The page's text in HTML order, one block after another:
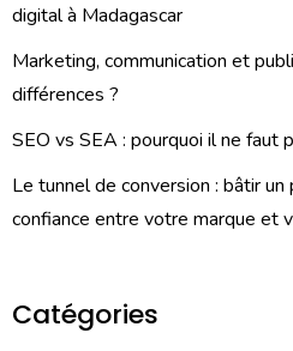
digital à Madagascar
Marketing, communication et
différences ?
SEO vs SEA : pourquoi il ne faut
Le tunnel de conversion : bâtir un
confiance entre votre marque et
Catégories